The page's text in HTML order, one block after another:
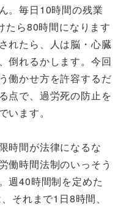
。毎日10時間の残業
たら80時間になります
れたら、人は脳・心臓
倒れるかします。今回
働かせ方を許容するだ
点で、過労死の防止を
います。
時間が法律になるな
働時間法制のいっそう
週40時間制を定めた
それまで1日8時間、